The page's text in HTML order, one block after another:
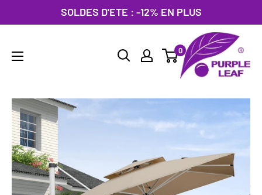
au
SOLDES D'ETE : -12% EN PLUS
0
PURPLE
LEAF
France